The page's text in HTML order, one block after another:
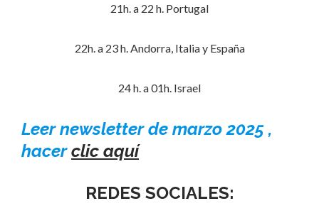
21h. a 22 h. Portugal
22h. a 23 h. Andorra, Italia y España
24 h. a 01h. Israel
Leer newsletter de marzo 2025 ,
hacerclic aquí
REDES SOCIALES: